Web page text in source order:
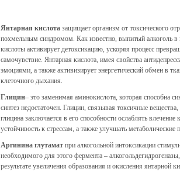
Янтарная кислота защищает организм от токсического
похмельным синдромом. Как известно, выпитый алкоголь в
кислоты активирует детоксикацию, ускоряя процесс
самочувствие. Янтарная кислота, имея свойства
эмоциями, а также активизирует энергетический обмен в
клеточного дыхания.
Глицин– это заменимая аминокислота, которая способна
синтез недостаточен. Глицин, связывая токсичные
глицина заключается в его способности ослаблять
устойчивость к стрессам, а также улучшать метаболические
Аргинина глутамат при алкогольной интоксикации
необходимого для этого фермента –
результате увеличения образования и окисления